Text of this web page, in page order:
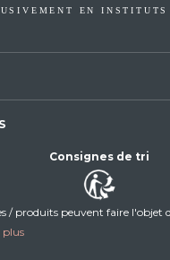
EN INSTITUTS
Consignes de tri
/ produits peuvent faire l'objet
plus